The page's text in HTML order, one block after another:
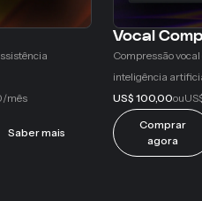
/mês
Saber mais
Vocal
Compressão
inteligência
US$ 100,00ou
Comprar
agora